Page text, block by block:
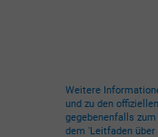
Weitere
und zu den
gegebenenfalls
dem 'Leitfaden